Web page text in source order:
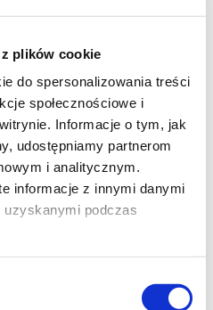
plików cookie
do spersonalizowania treści
społecznościowe i
Informacje o tym, jak
udostępniamy partnerom
i analitycznym.
informacje z innymi danymi
podczas
naszym doradcą